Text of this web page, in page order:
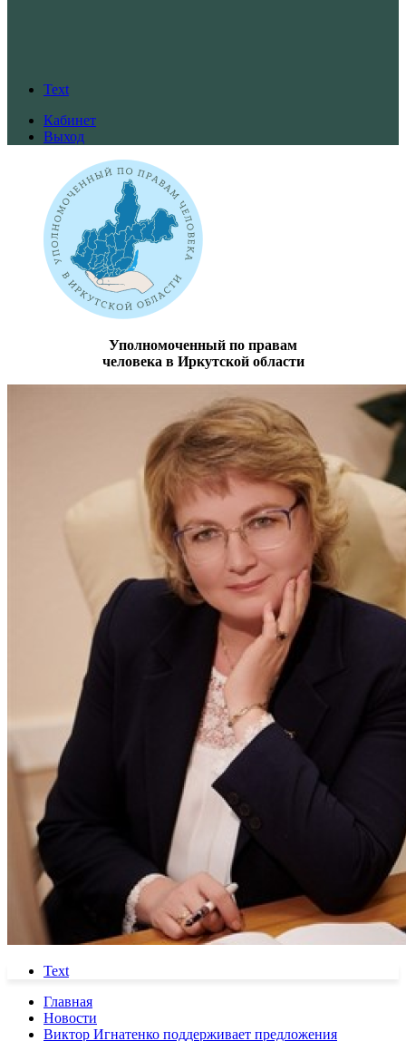
Text
Кабинет
Выход
Уполномоченный по правам
человека в Иркутской области
Text
Главная
Новости
Виктор Игнатенко поддерживает предложения